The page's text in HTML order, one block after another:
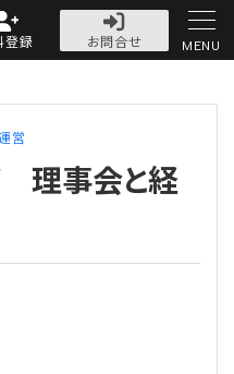
公益・一般法人オ
登録
お問合せ
MENU
営
理事会と経